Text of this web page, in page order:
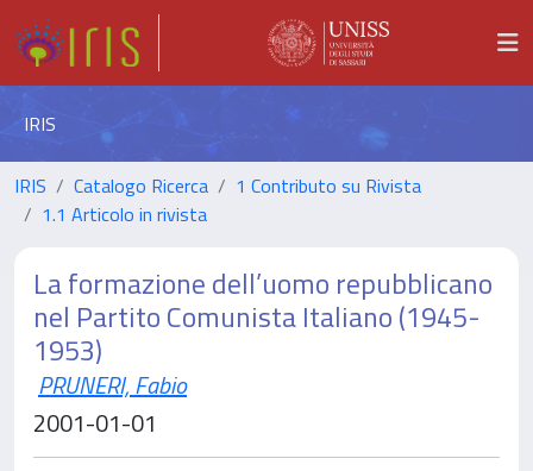
IRIS
IRIS Catalogo Ricerca
1 Contributo su Rivista
1.1 Articolo in rivista
La formazione dell’uomo repubblicano
nel Partito Comunista Italiano (1945-
1953)
PRUNERI, Fabio
2001-01-01